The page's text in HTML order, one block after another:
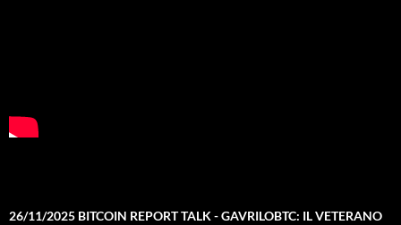
26/11/2025 BITCOIN REPORT TALK - GAVRILOBTC: IL VETERANO